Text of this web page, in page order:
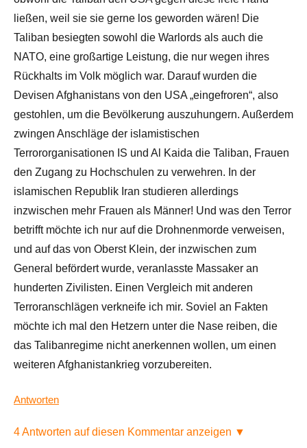
ließen, weil sie sie gerne los geworden wären! Die
Taliban besiegten sowohl die Warlords als auch die
NATO, eine großartige Leistung, die nur wegen ihres
Rückhalts im Volk möglich war. Darauf wurden die
Devisen Afghanistans von den USA „eingefroren“, also
gestohlen, um die Bevölkerung auszuhungern. Außerdem
zwingen Anschläge der islamistischen
Terrororganisationen IS und Al Kaida die Taliban, Frauen
den Zugang zu Hochschulen zu verwehren. In der
islamischen Republik Iran studieren allerdings
inzwischen mehr Frauen als Männer! Und was den Terror
betrifft möchte ich nur auf die Drohnenmorde verweisen,
und auf das von Oberst Klein, der inzwischen zum
General befördert wurde, veranlasste Massaker an
hunderten Zivilisten. Einen Vergleich mit anderen
Terroranschlägen verkneife ich mir. Soviel an Fakten
möchte ich mal den Hetzern unter die Nase reiben, die
das Talibanregime nicht anerkennen wollen, um einen
weiteren Afghanistankrieg vorzubereiten.
Antworten
4 Antworten auf diesen Kommentar anzeigen ▼